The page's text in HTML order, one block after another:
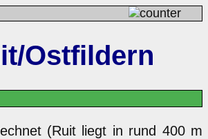
Ostfildern
(Ruit liegt in rund 400 m